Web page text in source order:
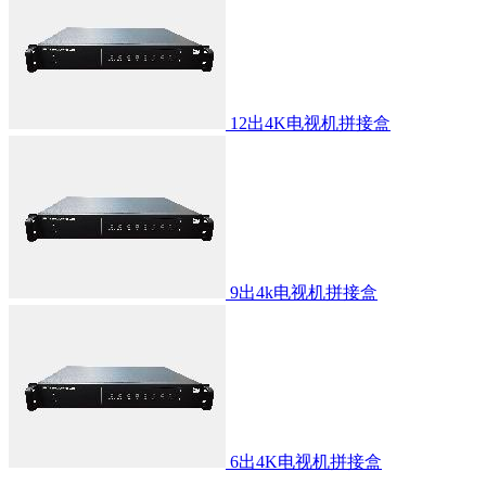
12出4K电视机拼接盒
9出4k电视机拼接盒
6出4K电视机拼接盒